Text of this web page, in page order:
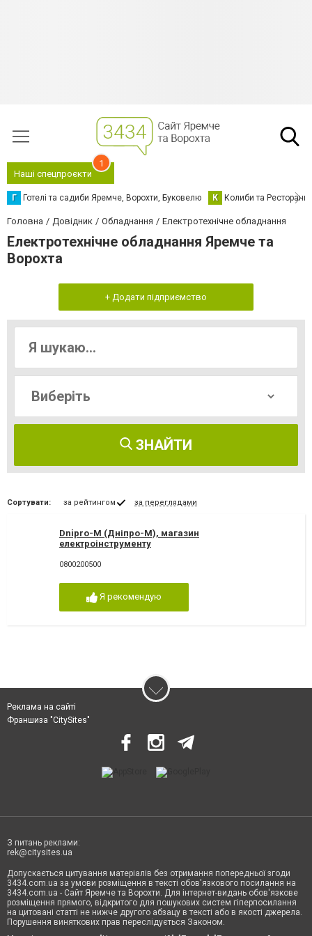
Наші спецпроєкти
1
Г Готелі та садиби Яремче, Ворохти, Буковелю К Колиби та Ресторани
Головна Довідник Обладнання Електротехнічне обладнання
Електротехнічне обладнання Яремче та
Ворохта
+ Додати підприємство
ЗНАЙТИ
Сортувати: за рейтингом за переглядами
Dnipro-M (Дніпро-М), магазин
електроінструменту
0800200500
Я рекомендую
Реклама на сайті
Франшиза "CitySites"
З питань реклами:
rek@citysites.ua
Допускається цитування матеріалів без отримання попередньої згоди
3434.com.ua за умови розміщення в тексті обов'язкового посилання на
3434.com.ua - Сайт Яремче та Ворохти. Для інтернет-видань обов'язкове
розміщення прямого, відкритого для пошукових систем гіперпосилання
на цитовані статті не нижче другого абзацу в тексті або в якості джерела.
Порушення виняткових прав переслідується Законом.